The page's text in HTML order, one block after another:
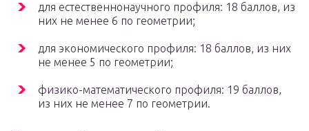
для естественнонаучного профиля: 18 баллов, из
них не менее 6 по геометрии;
для экономического профиля: 18 баллов, из них
не менее 5 по геометрии;
физико-математического профиля: 19 баллов,
из них не менее 7 по геометрии.